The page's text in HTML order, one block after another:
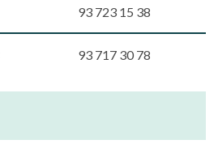
93 723 15 38
93 717 30 78